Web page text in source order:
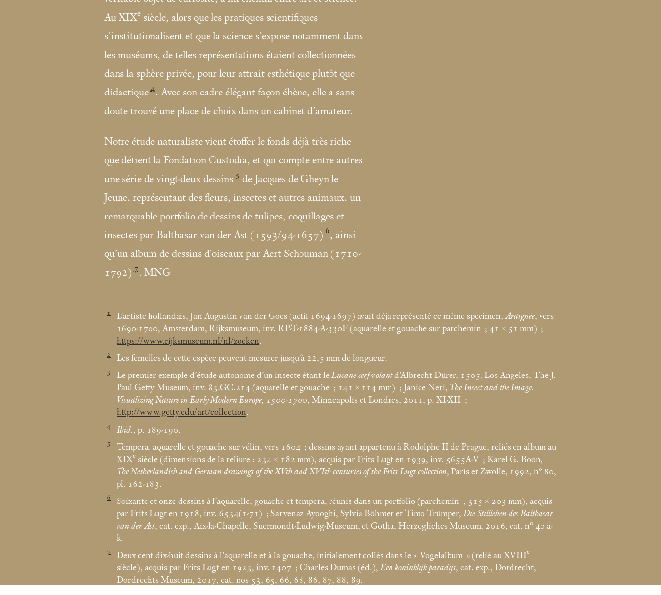
Au XIXe siècle, alors que les pratiques scientifiques
s’institutionalisent et que la science s’expose notamment dans
les muséums, de telles représentations étaient collectionnées
dans la sphère privée, pour leur attrait esthétique plutôt que
didactique 4. Avec son cadre élégant façon ébène, elle a sans
doute trouvé une place de choix dans un cabinet d’amateur.
Notre étude naturaliste vient étoffer le fonds déjà très riche
que détient la Fondation Custodia, et qui compte entre autres
une série de vingt-deux dessins 5 de Jacques de Gheyn le
Jeune, représentant des fleurs, insectes et autres animaux, un
remarquable portfolio de dessins de tulipes, coquillages et
insectes par Balthasar van der Ast (1593/94-1657) 6, ainsi
qu’un album de dessins d’oiseaux par Aert Schouman (1710-
1792) 7. MNG
1 L’artiste hollandais, Jan Augustin van der Goes (actif 1694-1697) avait déjà représenté ce même spécimen,Araignée, vers
1690-1700, Amsterdam, Rijksmuseum, inv. RP-T-1884-A-330F (aquarelle et gouache sur parchemin ; 41 × 51 mm) ;
https://www.rijksmuseum.nl/nl/zoeken.
2 Les femelles de cette espèce peuvent mesurer jusqu’à 22,5 mm de longueur.
3 Le premier exemple d’étude autonome d’un insecte étant le Lucane cerf-volantd’Albrecht Dürer, 1505, Los Angeles, The J.
Paul Getty Museum, inv. 83.GC.214 (aquarelle et gouache ; 141 × 114 mm) ; Janice Neri, The Insect and the Image.
Visualizing Nature in Early-Modern Europe, 1500-1700, Minneapolis et Londres, 2011, p. XI-XII ;
http://www.getty.edu/art/collection.
4 Ibid., p. 189-190.
5 Tempera, aquarelle et gouache sur vélin, vers 1604 ; dessins ayant appartenu à Rodolphe II de Prague, reliés en album au
XIXe siècle (dimensions de la reliure : 234 × 182 mm), acquis par Frits Lugt en 1939, inv. 5655A-V ; Karel G. Boon,
The Netherlandish and German drawings of the XVth and XVIth centuries of the Frits Lugt collection, Paris et Zwolle, 1992, n° 80,
pl. 162-183.
6 Soixante et onze dessins à l’aquarelle, gouache et tempera, réunis dans un portfolio (parchemin ; 315 × 203 mm), acquis
par Frits Lugt en 1918, inv. 6534(1-71) ; Sarvenaz Ayooghi, Sylvia Böhmer et Timo Trümper, Die Stillleben des Balthasar
van der Ast, cat. exp., Aix-la-Chapelle, Suermondt-Ludwig-Museum, et Gotha, Herzogliches Museum, 2016, cat. n° 40 a-
k.
7 Deux cent dix-huit dessins à l’aquarelle et à la gouache, initialement collés dans le « Vogelalbum » (relié au XVIIIe
siècle), acquis par Frits Lugt en 1923, inv. 1407 ; Charles Dumas (éd.), Een koninklijk paradijs, cat. exp., Dordrecht,
Dordrechts Museum, 2017, cat. nos 53, 65, 66, 68, 86, 87, 88, 89.